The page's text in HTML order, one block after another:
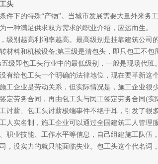
头
下的特殊“产物”。当城市发展需要大量外来务
一种满足供求双方需求的职业介绍，应运而生。
别越高利润率越高。最高级别是挂靠建筑公司
材料和机械设备;第三级是清包头，即只包工不
级即包工头行业中的最低级别，一般是现场代班。
给包工头一个明确的法律地位，现在要革新这
工企业是劳动关系，但实际情况是，施工企业很
定劳务合同，再由包工头与民工签定劳务合同(实
薪、包工头讨薪极端事件不绝于耳，引发了很
人实名制，施工企业可以通过全国建筑工人管理
职业技能、工作水平等信息，自己组建施工队伍
，没实力的就只能面临失业。包工头这个代名词